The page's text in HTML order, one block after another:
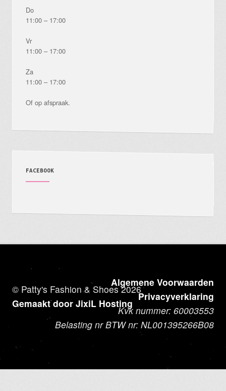
Do
11:00 – 17:00
Vr
11:00 – 17:00
Za
11:00 – 17:00
Of op afspraak.
FACEBOOK
© Patty's Fashion & Shoes 2026
Gemaakt door JixiL Hosting
Algemene Voorwaarden
Privacyverklaring
Kvk nummer: 60003553
Belasting nr BTW nr: NL001395266B08